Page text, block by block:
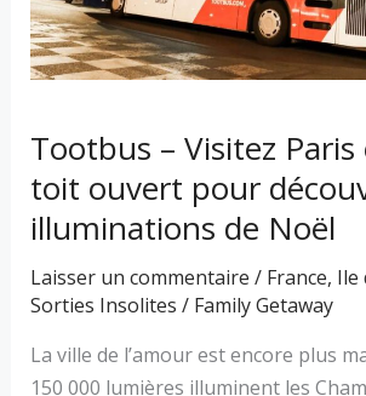
Tootbus – Visitez Paris
toit ouvert pour
illuminations de Noël
Laisser un commentaire / France, Ile
Sorties Insolites / Family Getaway
La ville de l’amour est encore plus
150 000 lumières illuminent les
ouvert
pour
découvrir
illuminations
de
Noël